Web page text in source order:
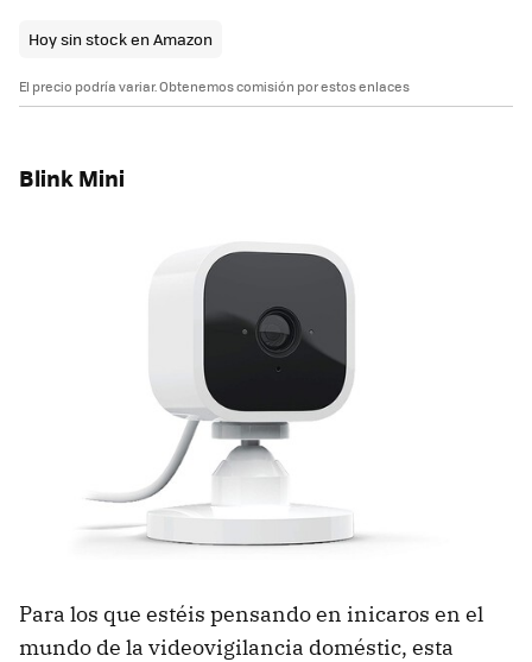
Hoy sin stock en Amazon
El precio podría variar. Obtenemos comisión por estos enlaces
Blink Mini
Para los que estéis pensando en inicaros en el
mundo de la videovigilancia doméstic, esta